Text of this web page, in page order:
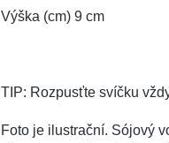
Výška (cm) 9 cm
TIP: Rozpusťte svíčku
Foto je ilustrační. Sójový